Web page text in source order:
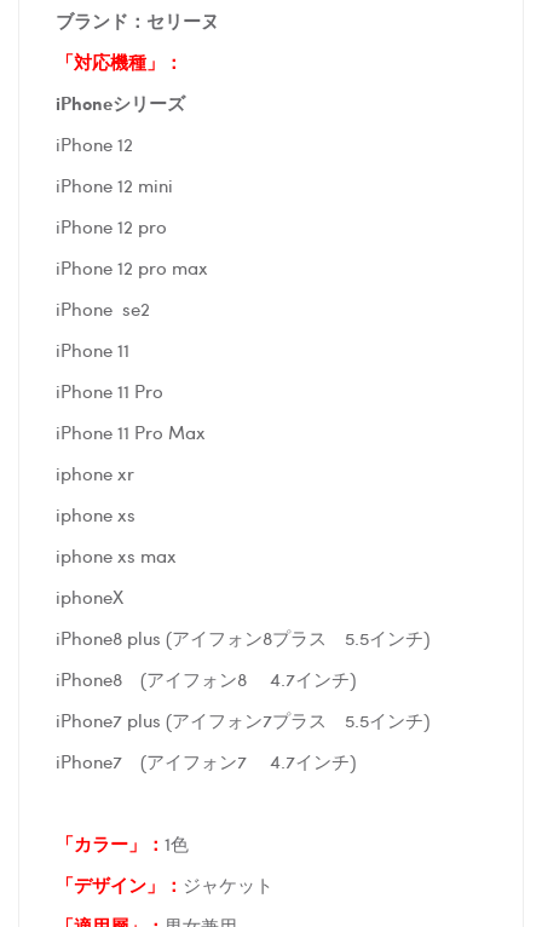
ブランド：セリーヌ
「対応機種」：
iPhoneシリーズ
iPhone 12
iPhone 12 mini
iPhone 12 pro
iPhone 12 pro max
iPhone se2
iPhone 11
iPhone 11 Pro
iPhone 11 Pro Max
iphone xr
iphone xs
iphone xs max
iphoneX
iPhone8 plus (アイフォン8プラス 5.5インチ)
iPhone8 (アイフォン8 4.7インチ)
iPhone7 plus (アイフォン7プラス 5.5インチ)
iPhone7 (アイフォン7 4.7インチ)
「カラー」： 1色
「デザイン」
： ジャケット